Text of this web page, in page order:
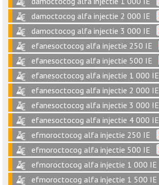
damoctocog alfa injectie 2 000 IE
damoctocog alfa injectie 3 000 IE
efanesoctocog alfa injectie 250 IE
efanesoctocog alfa injectie 500 IE
efanesoctocog alfa injectie 1 000 IE
efanesoctocog alfa injectie 2 000 IE
efanesoctocog alfa injectie 3 000 IE
efanesoctocog alfa injectie 4 000 IE
efmoroctocog alfa injectie 250 IE
efmoroctocog alfa injectie 500 IE
efmoroctocog alfa injectie 1 000 IE
efmoroctocog alfa injectie 1 500 IE